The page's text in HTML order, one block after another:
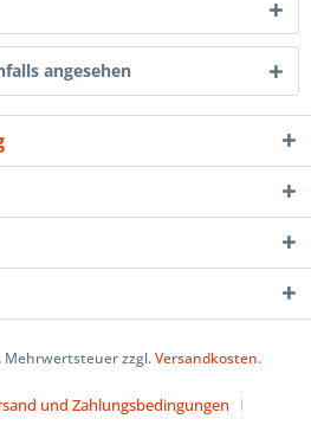
angesehen
Mehrwertsteuer zzgl.Versandkosten.
und Zahlungsbedingungen